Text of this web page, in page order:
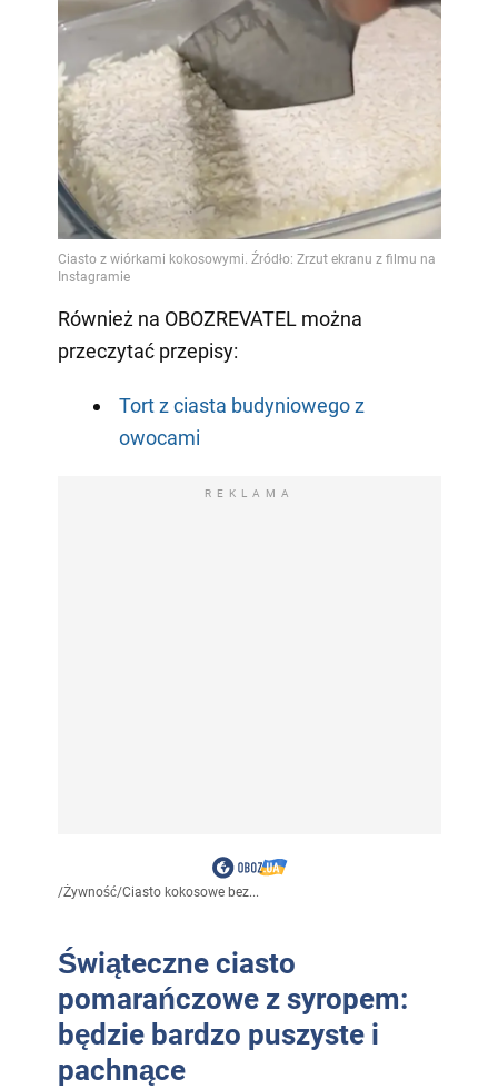
Również na OBOZREVATEL można
przeczytać przepisy:
Tort z ciasta budyniowego z
owocami
REKLAMA
/Żywność/Ciasto kokosowe bez...
Świąteczne ciasto
pomarańczowe z syropem:
będzie bardzo puszyste i
pachnące